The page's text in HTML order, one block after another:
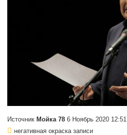
Источник Мойка 78 6 Ноябрь 2020 12:51
негативная окраска записи